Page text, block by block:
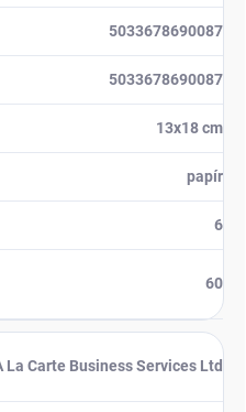
5033678690087
5033678690087
13x18 cm
papír
6
60
La Carte Business Services Ltd